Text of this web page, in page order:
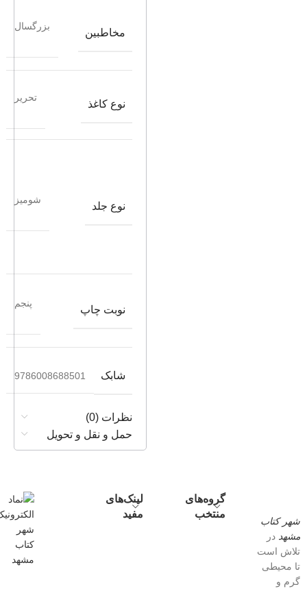
مخاطبین
بزرگسال
نوع کاغذ
تحریر
نوع جلد
شومیز
نوبت چاپ
پنجم
شابک 9786008688501
نظرات (0)
حمل و نقل و تحویل
شهر کتاب
مشهد در
تلاش است
تا محیطی
گرم و
گروه‌های
منتخب
لینک‌های
مفید